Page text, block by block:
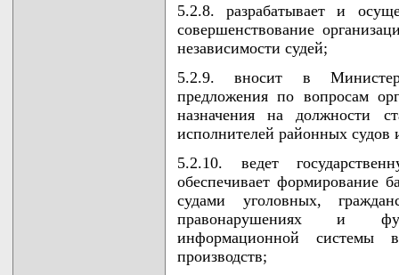
5.2.8. разрабатывает и
совершенствование
независимости судей;
5.2.9. вносит в
предложения по вопросам
назначения на должности
исполнителей районных судов
5.2.10. ведет
обеспечивает формирование
судами уголовных,
правонарушениях и
информационной системы
производств;